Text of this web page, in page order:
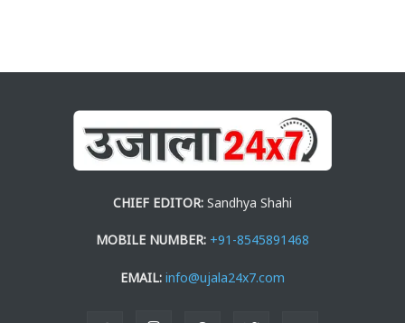
CHIEF EDITOR: Sandhya Shahi
MOBILE NUMBER: +91-8545891468
EMAIL: info@ujala24x7.com